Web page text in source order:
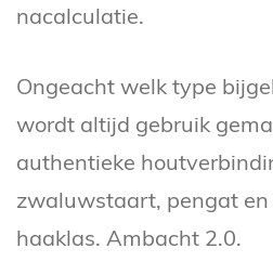
nacalculatie.
Ongeacht welk type
wordt altijd gebruik
authentieke
zwaluwstaart, pengat en
haaklas. Ambacht 2.0.